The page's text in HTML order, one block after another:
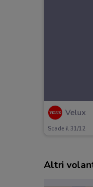
Velux
Scade il 31/12
Altri